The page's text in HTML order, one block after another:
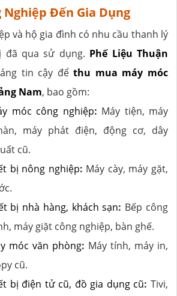
Nghiệp Đến Gia Dụng
và hộ gia đình có nhu cầu thanh lý
đã qua sử dụng. Phế Liệu Thuận
tin cậy đểthu mua máy móc
Nam, bao gồm:
móc công nghiệp: Máy tiện, máy
máy phát điện, động cơ, dây
cũ.
bị nông nghiệp: Máy cày, máy gặt,
bị nhà hàng, khách sạn: Bếp công
máy giặt công nghiệp, bàn ghế.
móc văn phòng: Máy tính, máy in,
cũ.
bị điện tử cũ, đồ gia dụng cũ: Tivi,